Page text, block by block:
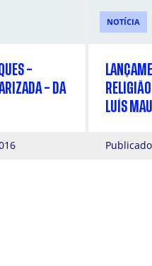
–
– DA
NOTÍCIA
LUÍS